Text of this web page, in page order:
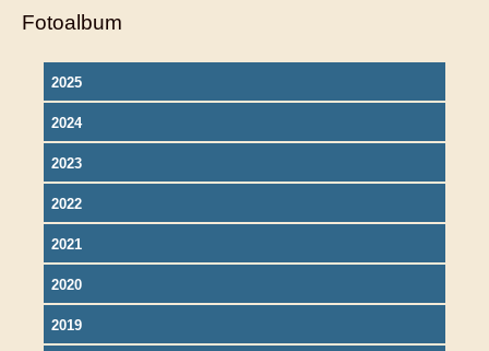
Fotoalbum
2025
2024
2023
2022
2021
2020
2019